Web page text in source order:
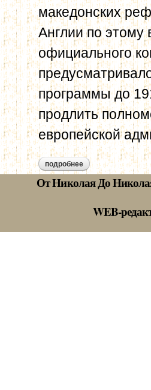
македонских
Англии по
официального
программы до
продлить
европейской
подробнее о русско-
От Николая До
WEB-